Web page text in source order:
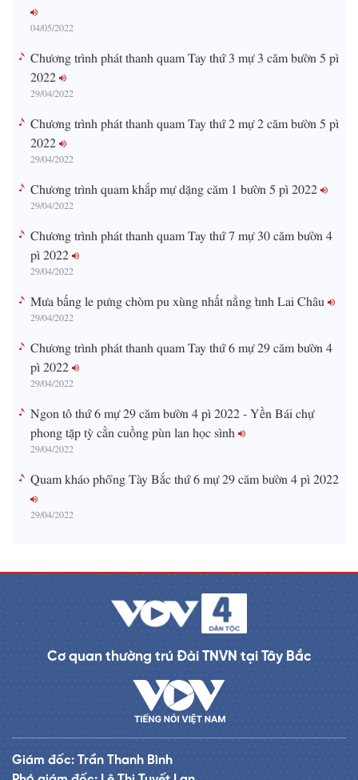
04/05/2022
Chương trình phát thanh quam Tay thứ 3 mự 3 căm bườn 5 pì
2022
29/04/2022
Chương trình phát thanh quam Tay thứ 2 mự 2 căm bườn 5 pì
2022
29/04/2022
Chương trình quam khắp mự dặng căm 1 bườn 5 pì 2022
29/04/2022
Chương trình phát thanh quam Tay thứ 7 mự 30 căm bườn 4
pì 2022
29/04/2022
Mưa bấng le pưng chòm pu xùng nhất nẳng tỉnh Lai Châu
29/04/2022
Chương trình phát thanh quam Tay thứ 6 mự 29 căm bườn 4
pì 2022
29/04/2022
Ngon tô thứ 6 mự 29 căm bườn 4 pì 2022 - Yền Bái chự
phong tặp tỳ cằn cuồng pùn lan học sình
29/04/2022
Quam kháo phổng Tày Bắc thứ 6 mự 29 căm bườn 4 pì 2022
29/04/2022
Cơ quan thường trú Đài TNVN tại Tây Bắc
Giám đốc: Trần Thanh Bình